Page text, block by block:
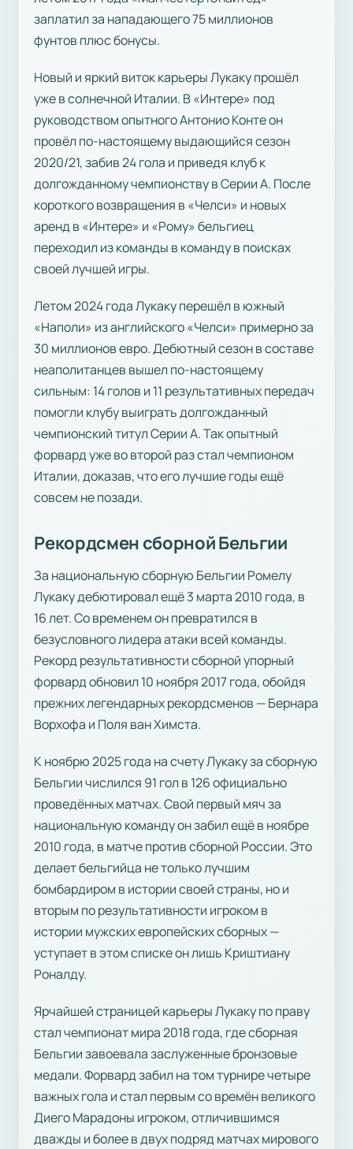
заплатил за нападающего 75 миллионов
фунтов плюс бонусы.
Новый и яркий виток карьеры Лукаку прошёл
уже в солнечной Италии. В «Интере» под
руководством опытного Антонио Конте он
провёл по-настоящему выдающийся сезон
2020/21, забив 24 гола и приведя клуб к
долгожданному чемпионству в Серии А. После
короткого возвращения в «Челси» и новых
аренд в «Интере» и «Рому» бельгиец
переходил из команды в команду в поисках
своей лучшей игры.
Летом 2024 года Лукаку перешёл в южный
«Наполи» из английского «Челси» примерно за
30 миллионов евро. Дебютный сезон в составе
неаполитанцев вышел по-настоящему
сильным: 14 голов и 11 результативных передач
помогли клубу выиграть долгожданный
чемпионский титул Серии А. Так опытный
форвард уже во второй раз стал чемпионом
Италии, доказав, что его лучшие годы ещё
совсем не позади.
Рекордсмен сборной Бельгии
За национальную сборную Бельгии Ромелу
Лукаку дебютировал ещё 3 марта 2010 года, в
16 лет. Со временем он превратился в
безусловного лидера атаки всей команды.
Рекорд результативности сборной упорный
форвард обновил 10 ноября 2017 года, обойдя
прежних легендарных рекордсменов — Бернара
Ворхофа и Поля ван Химста.
К ноябрю 2025 года на счету Лукаку за сборную
Бельгии числился 91 гол в 126 официально
проведённых матчах. Свой первый мяч за
национальную команду он забил ещё в ноябре
2010 года, в матче против сборной России. Это
делает бельгийца не только лучшим
бомбардиром в истории своей страны, но и
вторым по результативности игроком в
истории мужских европейских сборных —
уступает в этом списке он лишь Криштиану
Роналду.
Ярчайшей страницей карьеры Лукаку по праву
стал чемпионат мира 2018 года, где сборная
Бельгии завоевала заслуженные бронзовые
медали. Форвард забил на том турнире четыре
важных гола и стал первым со времён великого
Диего Марадоны игроком, отличившимся
дважды и более в двух подряд матчах мирового